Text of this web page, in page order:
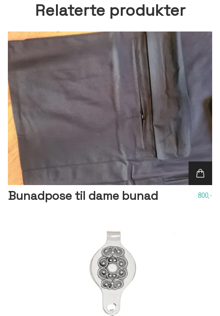
Relaterte produkter
Bunadpose til dame bunad 800,-